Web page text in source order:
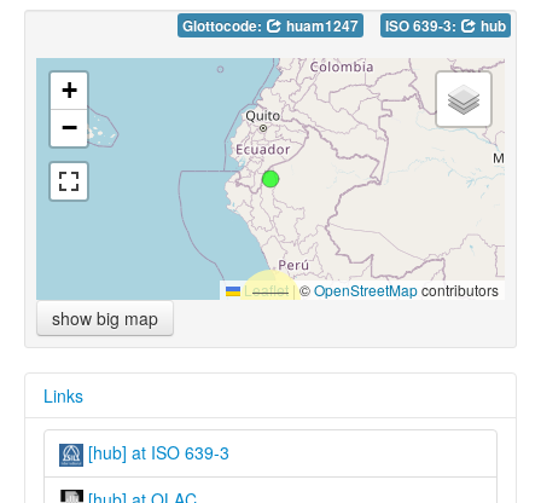
Glottocode: huam1247 ISO 639-3: hub
+
−
Leaflet |©OpenStreetMapcontributors
show big map
Links
[hub] at ISO 639-3